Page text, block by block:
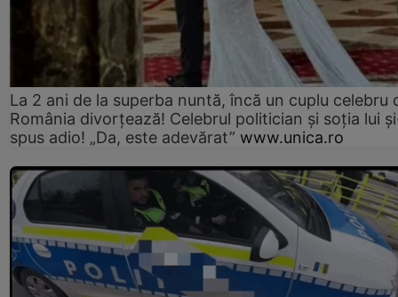
La 2 ani de la superba nuntă, încă un cuplu celebru
România divorțează! Celebrul politician și soția lui
spus adio! „Da, este adevărat” www.unica.ro